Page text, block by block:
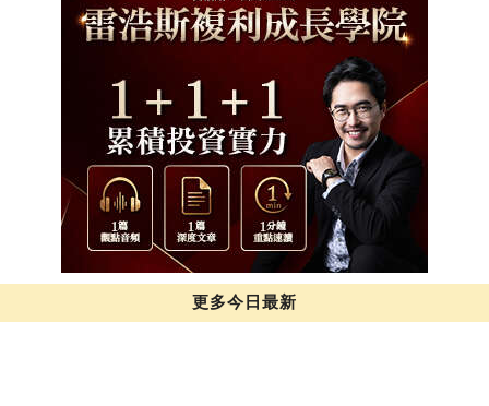
更多今日最新